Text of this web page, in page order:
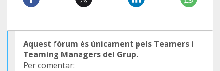
Aquest fòrum és únicament pels Teamers i
Teaming Managers del Grup.
Per comentar: